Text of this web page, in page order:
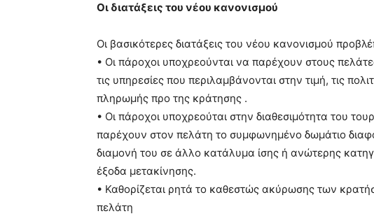
Οι διατάξεις του νέου κανονισμού
Οι βασικότερες διατάξεις του νέου κανονισμού
• Οι πάροχοι υποχρεούνται να παρέχουν στους
τις υπηρεσίες που περιλαμβάνονται στην τιμή, τις
πληρωμής προ της κράτησης .
• Οι πάροχοι υποχρεούται στην διαθεσιμότητα του
παρέχουν στον πελάτη το συμφωνημένο δωμάτιο
διαμονή του σε άλλο κατάλυμα ίσης ή ανώτερης
έξοδα μετακίνησης.
• Καθορίζεται ρητά το καθεστώς ακύρωσης των
πελάτη